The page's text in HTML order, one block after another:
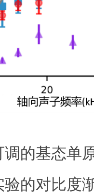
的基态单
验的对比度